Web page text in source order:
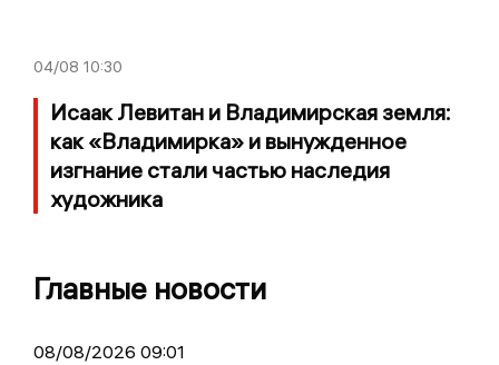
04/08 10:30
Исаак Левитан и Владимирская земля:
как «Владимирка» и вынужденное
изгнание стали частью наследия
художника
Главные новости
08/08/2026 09:01